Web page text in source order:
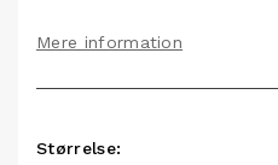
Mere information
Størrelse: